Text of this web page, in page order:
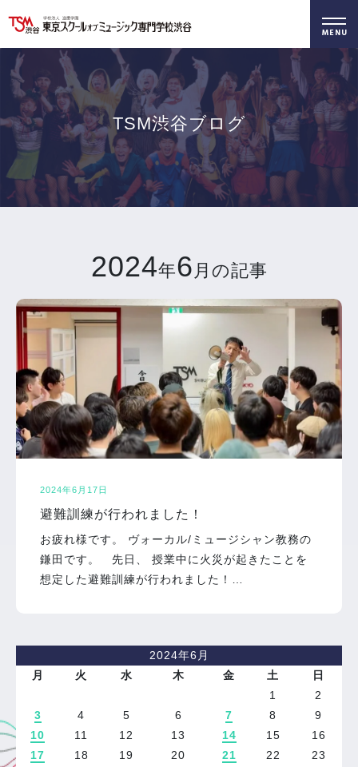
学科・専攻 資料請求 オープンキャンパス
TSM渋谷ブログ
2024年6 月の記事
2024年6月17日
避難訓練が行われました！
お疲れ様です。 ヴォーカル/ミュージシャン教務の
鎌田です。 先日、 授業中に火災が起きたことを
想定した避難訓練が行われました！…
2024年6月
月
火 水 木 金 土 日
1
2
3
4 5 6 7 8
9
10
11 12 13 14 15
16
17
18 19 20 21 22
23